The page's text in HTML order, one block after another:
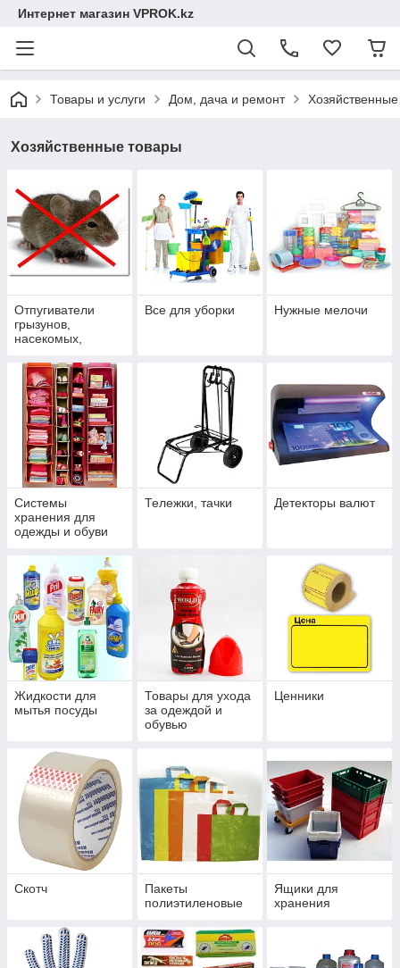
Интернет магазин VPROK.kz
Товары и услуги Дом, дача и ремонт
Хозяйственные товары
Отпугиватели
грызунов,
насекомых,
Все для уборки Нужные мелочи
Системы
хранения для
одежды и обуви
Тележки, тачки Детекторы валют
Жидкости для
мытья посуды
Товары для ухода
за одеждой и
обувью
Ценники
Скотч
Пакеты
полиэтиленовые
Ящики для
хранения